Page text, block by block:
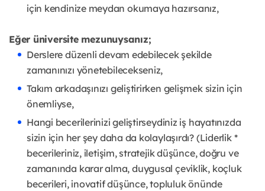
için kendinize meydan okumaya hazırsanız,
Eğer üniversite mezunuysanız;
Derslere düzenli devam edebilecek şekilde
zamanınızı yönetebilecekseniz,
Takım arkadaşınızı geliştirirken gelişmek sizin için
önemliyse,
Hangi becerilerinizi geliştirseydiniz iş hayatınızda
sizin için her şey daha da kolaylaşırdı? (Liderlik *
becerileriniz, iletişim, stratejik düşünce, doğru ve
zamanında karar alma, duygusal çeviklik, koçluk
becerileri, inovatif düşünce, topluluk önünde